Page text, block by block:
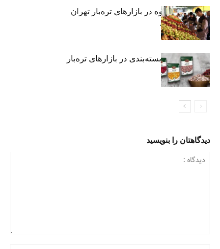
قیمت انواع میوه در بازارهای تره‌بار تهران
در ششم مرداد
قیمت حبوبات بسته‌بندی در بازارهای تره‌بار
تهران
دیدگاهتان را بنویسید